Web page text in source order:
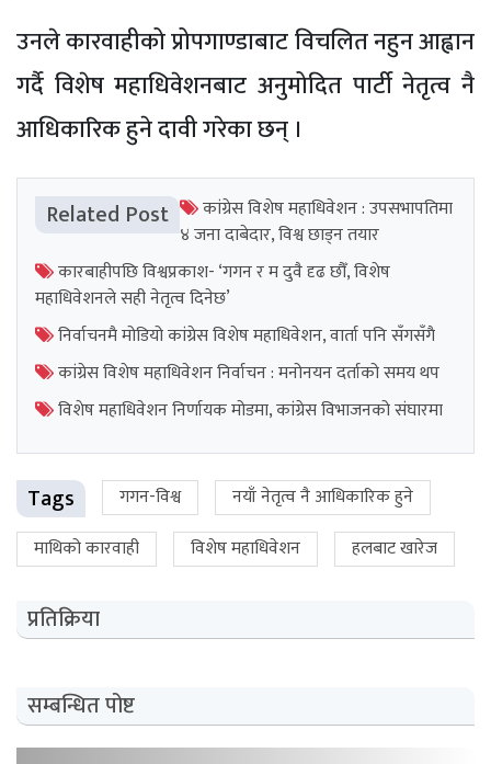
उनले कारवाहीको प्रोपगाण्डाबाट विचलित नहुन आह्वान
गर्दै विशेष महाधिवेशनबाट अनुमोदित पार्टी नेतृत्व नै
आधिकारिक हुने दावी गरेका छन् ।
Related Post
कांग्रेस विशेष महाधिवेशन : उपसभापतिमा
४ जना दाबेदार, विश्व छाड्न तयार
कारबाहीपछि विश्वप्रकाश- ‘गगन र म दुवै दृढ छौँ, विशेष
महाधिवेशनले सही नेतृत्व दिनेछ’
निर्वाचनमै मोडियो कांग्रेस विशेष महाधिवेशन, वार्ता पनि सँगसँगै
कांग्रेस विशेष महाधिवेशन निर्वाचन : मनोनयन दर्ताको समय थप
विशेष महाधिवेशन निर्णायक मोडमा, कांग्रेस विभाजनको संघारमा
Tags गगन-विश्व
नयाँ नेतृत्व नै आधिकारिक हुने
माथिको कारवाही
विशेष महाधिवेशन हलबाट खारेज
प्रतिक्रिया
सम्बन्धित पोष्ट